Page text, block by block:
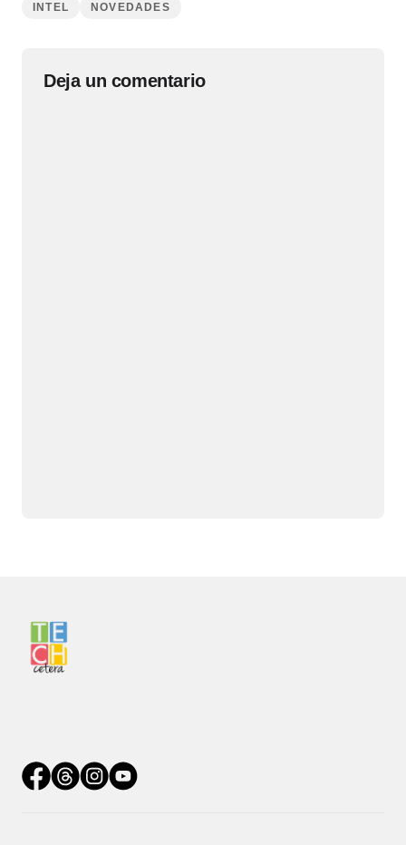
INTEL NOVEDADES
Deja un comentario